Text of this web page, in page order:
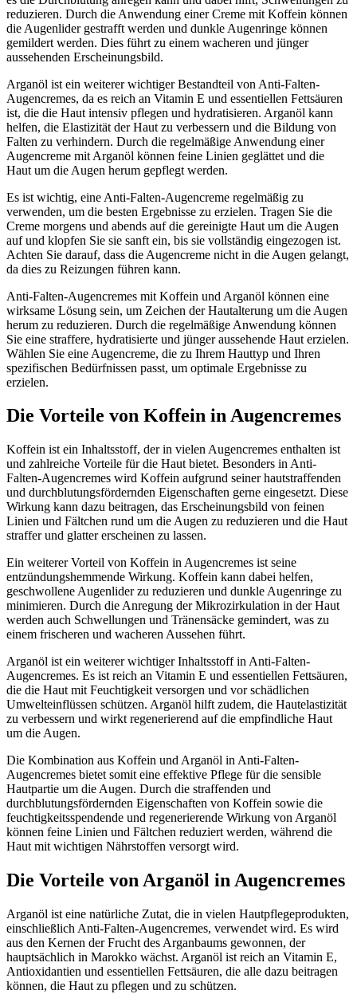
reduzieren. Durch die Anwendung einer Creme mit Koffein können
die Augenlider gestrafft werden und dunkle Augenringe können
gemildert werden. Dies führt zu einem wacheren und jünger
aussehenden Erscheinungsbild.
Arganöl ist ein weiterer wichtiger Bestandteil von Anti-Falten-
Augencremes, da es reich an Vitamin E und essentiellen Fettsäuren
ist, die die Haut intensiv pflegen und hydratisieren. Arganöl kann
helfen, die Elastizität der Haut zu verbessern und die Bildung von
Falten zu verhindern. Durch die regelmäßige Anwendung einer
Augencreme mit Arganöl können feine Linien geglättet und die
Haut um die Augen herum gepflegt werden.
Es ist wichtig, eine Anti-Falten-Augencreme regelmäßig zu
verwenden, um die besten Ergebnisse zu erzielen. Tragen Sie die
Creme morgens und abends auf die gereinigte Haut um die Augen
auf und klopfen Sie sie sanft ein, bis sie vollständig eingezogen ist.
Achten Sie darauf, dass die Augencreme nicht in die Augen gelangt,
da dies zu Reizungen führen kann.
Anti-Falten-Augencremes mit Koffein und Arganöl können eine
wirksame Lösung sein, um Zeichen der Hautalterung um die Augen
herum zu reduzieren. Durch die regelmäßige Anwendung können
Sie eine straffere, hydratisierte und jünger aussehende Haut erzielen.
Wählen Sie eine Augencreme, die zu Ihrem Hauttyp und Ihren
spezifischen Bedürfnissen passt, um optimale Ergebnisse zu
erzielen.
Die Vorteile von Koffein in Augencremes
Koffein ist ein Inhaltsstoff, der in vielen Augencremes enthalten ist
und zahlreiche Vorteile für die Haut bietet. Besonders in Anti-
Falten-Augencremes wird Koffein aufgrund seiner hautstraffenden
und durchblutungsfördernden Eigenschaften gerne eingesetzt. Diese
Wirkung kann dazu beitragen, das Erscheinungsbild von feinen
Linien und Fältchen rund um die Augen zu reduzieren und die Haut
straffer und glatter erscheinen zu lassen.
Ein weiterer Vorteil von Koffein in Augencremes ist seine
entzündungshemmende Wirkung. Koffein kann dabei helfen,
geschwollene Augenlider zu reduzieren und dunkle Augenringe zu
minimieren. Durch die Anregung der Mikrozirkulation in der Haut
werden auch Schwellungen und Tränensäcke gemindert, was zu
einem frischeren und wacheren Aussehen führt.
Arganöl ist ein weiterer wichtiger Inhaltsstoff in Anti-Falten-
Augencremes. Es ist reich an Vitamin E und essentiellen Fettsäuren,
die die Haut mit Feuchtigkeit versorgen und vor schädlichen
Umwelteinflüssen schützen. Arganöl hilft zudem, die Hautelastizität
zu verbessern und wirkt regenerierend auf die empfindliche Haut
um die Augen.
Die Kombination aus Koffein und Arganöl in Anti-Falten-
Augencremes bietet somit eine effektive Pflege für die sensible
Hautpartie um die Augen. Durch die straffenden und
durchblutungsfördernden Eigenschaften von Koffein sowie die
feuchtigkeitsspendende und regenerierende Wirkung von Arganöl
können feine Linien und Fältchen reduziert werden, während die
Haut mit wichtigen Nährstoffen versorgt wird.
Die Vorteile von Arganöl in Augencremes
Arganöl ist eine natürliche Zutat, die in vielen Hautpflegeprodukten,
einschließlich Anti-Falten-Augencremes, verwendet wird. Es wird
aus den Kernen der Frucht des Arganbaums gewonnen, der
hauptsächlich in Marokko wächst. Arganöl ist reich an Vitamin E,
Antioxidantien und essentiellen Fettsäuren, die alle dazu beitragen
können, die Haut zu pflegen und zu schützen.